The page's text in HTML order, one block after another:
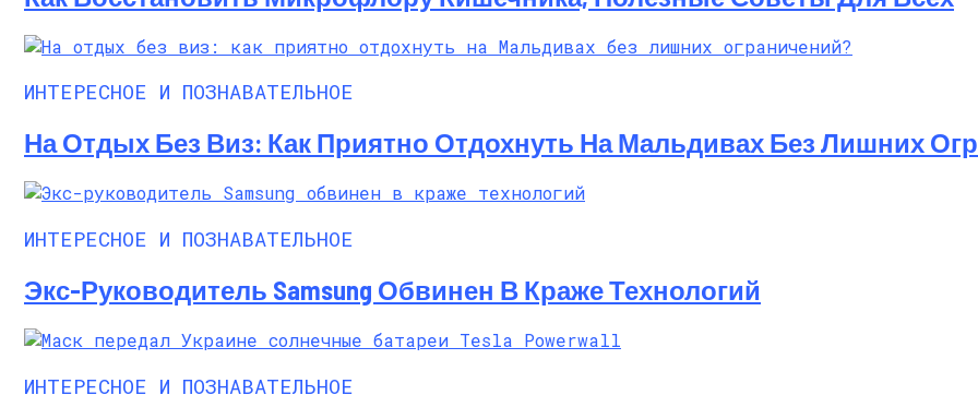
Русский Стиль: Архитектура, Интерьер И Другие Особенности Этого Направления
ИНТЕРЕСНОЕ И ПОЗНАВАТЕЛЬНОЕ
На Отдых Без Виз: Как Приятно Отдохнуть На Мальдивах Без Лишних
ИНТЕРЕСНОЕ И ПОЗНАВАТЕЛЬНОЕ
Экс-Руководитель Samsung Обвинен В Краже Технологий
ИНТЕРЕСНОЕ И ПОЗНАВАТЕЛЬНОЕ